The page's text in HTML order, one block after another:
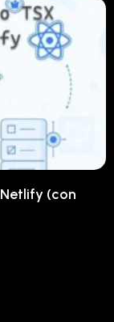
(con